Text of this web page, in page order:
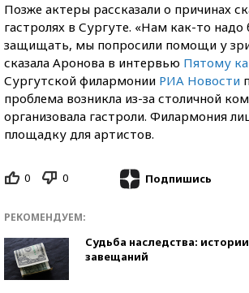
Позже актеры рассказали о причинах
гастролях в Сургуте. «Нам как-то надо
защищать, мы попросили помощи у
сказала Аронова в интервью Пятому
Сургутской филармонии РИА Новости
проблема возникла из-за столичной
организовала гастроли. Филармония
площадку для артистов.
0 0 Подпишись
РЕКОМЕНДУЕМ:
Судьба наследства:
завещаний